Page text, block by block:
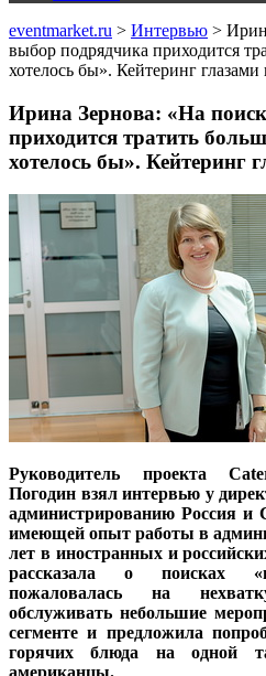
eventmarket.ru > Интервью >
выбор подрядчика приходится
хотелось бы». Кейтеринг глазами
Ирина Зернова: «На
приходится тратить
хотелось бы». Кейтеринг
Руководитель проекта
Погодин взял интервью у
администрированию Россия
имеющей опыт работы в
лет в иностранных и
рассказала о поисках
пожаловалась на
обслуживать небольшие
сегменте и предложила
горячих блюда на одной